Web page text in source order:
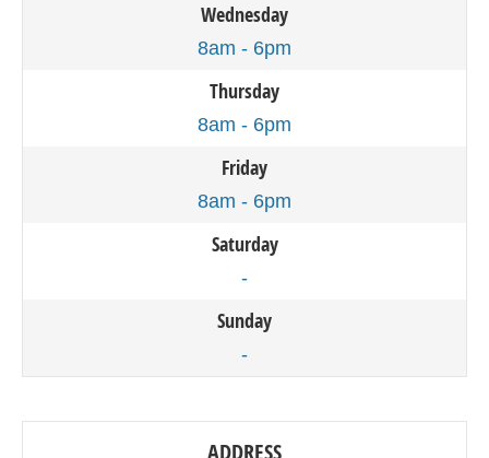
Wednesday
8am - 6pm
Thursday
8am - 6pm
Friday
8am - 6pm
Saturday
-
Sunday
-